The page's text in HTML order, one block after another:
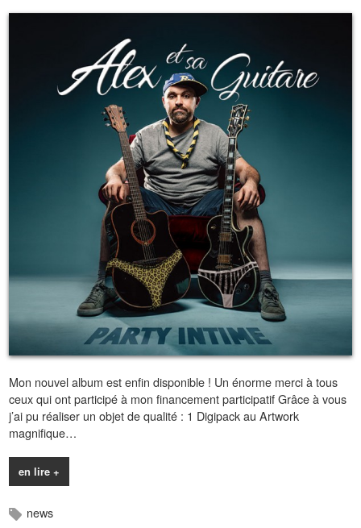
Mon nouvel album est enfin disponible ! Un énorme merci à tous
ceux qui ont participé à mon financement participatif Grâce à vous
j’ai pu réaliser un objet de qualité : 1 Digipack au Artwork
magnifique…
en lire +
news